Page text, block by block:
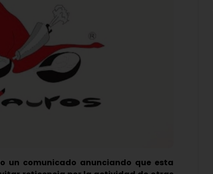
un comunicado anunciando que esta